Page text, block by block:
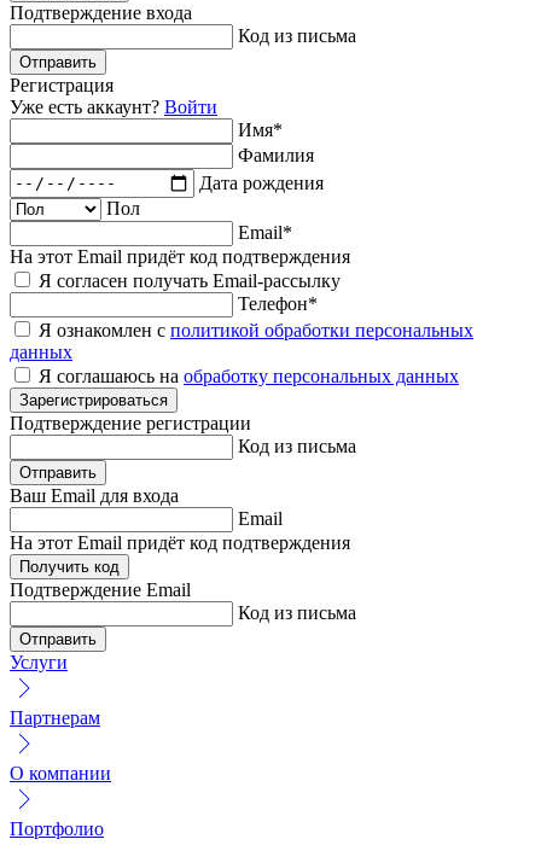
Подтверждение входа
Код из письма
Отправить
Регистрация
Уже есть аккаунт? Войти
Имя*
Фамилия
Дата рождения
Пол
Email*
На этот Email придёт код подтверждения
Я согласен получать Email-рассылку
Телефон*
Я ознакомлен с политикой обработки персональных
данных
Я соглашаюсь на обработку персональных данных
Зарегистрироваться
Подтверждение регистрации
Код из письма
Отправить
Ваш Email для входа
Email
На этот Email придёт код подтверждения
Получить код
Подтверждение Email
Код из письма
Отправить
Услуги
Партнерам
О компании
Портфолио